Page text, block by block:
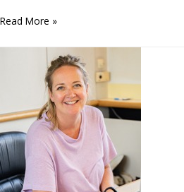
Eline
de
Read More »